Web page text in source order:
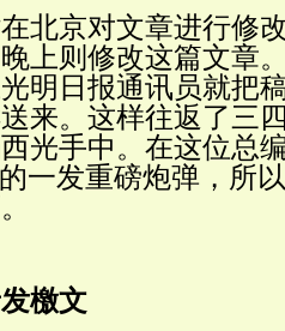
北京对文章进行修
上则修改这篇文章
明日报通讯员就把
来。这样往返了三
光手中。 在这位总
一发重磅炮弹，所
檄文